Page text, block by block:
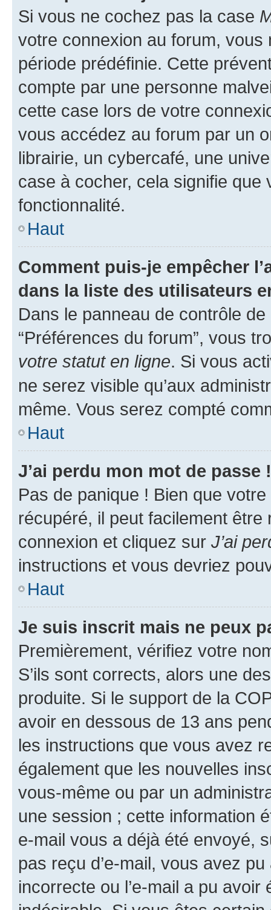
Si vous ne cochez pas la case
votre connexion au forum,
période prédéfinie. Cette
compte par une personne
cette case lors de votre
vous accédez au forum par un
librairie, un cybercafé, une
case à cocher, cela signifie
fonctionnalité.
Haut
Comment puis-je empêcher
dans la liste des utilisateurs
Dans le panneau de contrôle
“Préférences du forum”, vous
votre statut en ligne. Si vous
ne serez visible qu’aux
même. Vous serez compté
Haut
J’ai perdu mon mot de passe !
Pas de panique ! Bien que
récupéré, il peut facilement
connexion et cliquez sur J’ai
instructions et vous devriez
Haut
Je suis inscrit mais ne peux
Premièrement, vérifiez votre
S’ils sont corrects, alors une
produite. Si le support de la
avoir en dessous de 13 ans
les instructions que vous avez
également que les nouvelles
vous-même ou par un
une session ; cette information
e-mail vous a déjà été envoyé,
pas reçu d’e-mail, vous avez
incorrecte ou l’e-mail a pu